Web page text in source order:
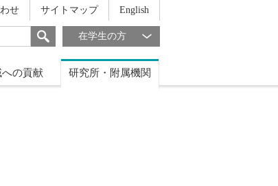
せ サイトマップ English
在学生の方
の貢献 研究所・附属機関